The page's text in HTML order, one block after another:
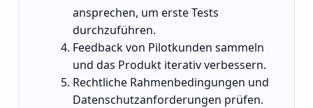
ansprechen, um erste Tests
durchzuführen.
Feedback von Pilotkunden sammeln
und das Produkt iterativ verbessern.
Rechtliche Rahmenbedingungen und
Datenschutzanforderungen prüfen.